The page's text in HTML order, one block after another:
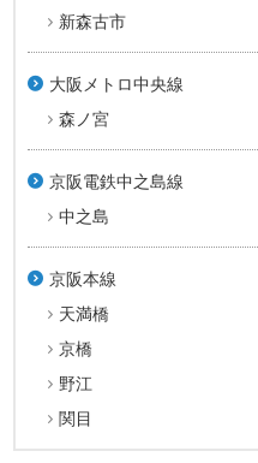
新森古市
大阪メトロ中央線
森ノ宮
京阪電鉄中之島線
中之島
京阪本線
天満橋
京橋
野江
関目